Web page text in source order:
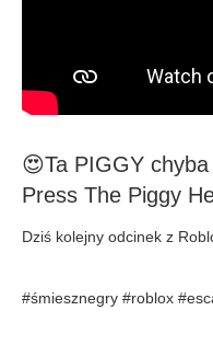
😍Ta PIGGY
Press The Piggy
Dziś kolejny odcinek z
#śmiesznegry #roblox